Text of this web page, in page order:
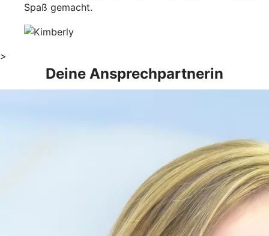
Spaß gemacht.
>
Deine Ansprechpartnerin